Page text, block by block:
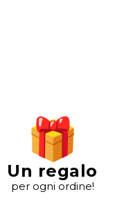
Un regalo
per ogni ordine!